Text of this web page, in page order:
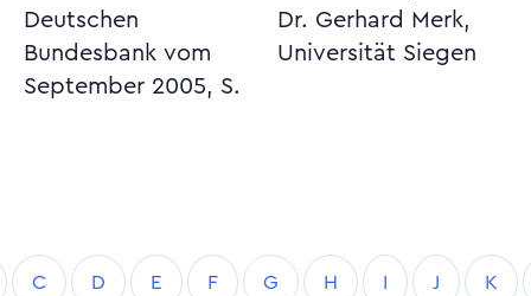
Deutschen
Bundesbank vom
September 2005, S.
Dr. Gerhard Merk,
Universität Siegen
C D E F G H I J K